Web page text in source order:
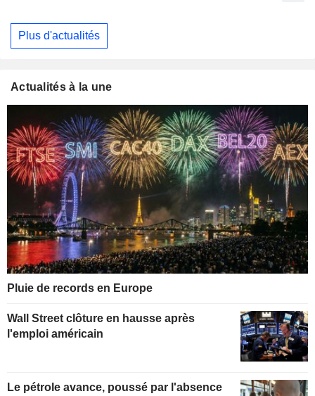
Plus d'actualités
Actualités à la une
Pluie de records en Europe
Wall Street clôture en hausse après
l'emploi américain
Le pétrole avance, poussé par l'absence